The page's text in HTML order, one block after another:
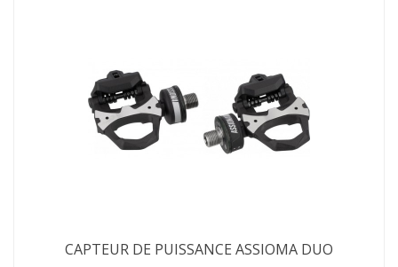
CAPTEUR DE PUISSANCE ASSIOMA DUO